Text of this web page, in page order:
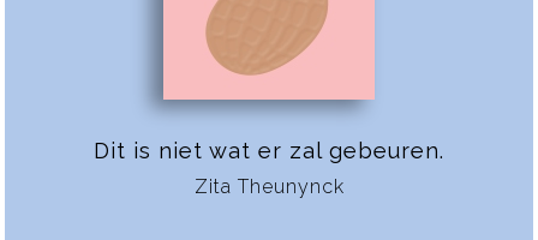
Dit is niet wat er zal gebeuren.
Zita Theunynck